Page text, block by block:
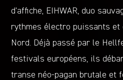
d’affiche, EIHWAR, duo
rythmes électro puissants et
Nord. Déjà passé par le
festivals européens, ils
transe néo-pagan brutale et